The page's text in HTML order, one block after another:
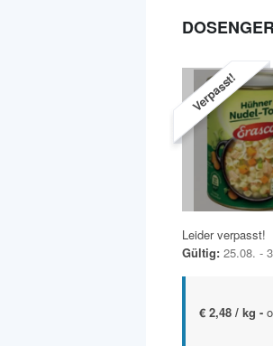
Verpasst!
Leider verpasst!
Gültig: 25.08. -
€ 2,48 / kg -